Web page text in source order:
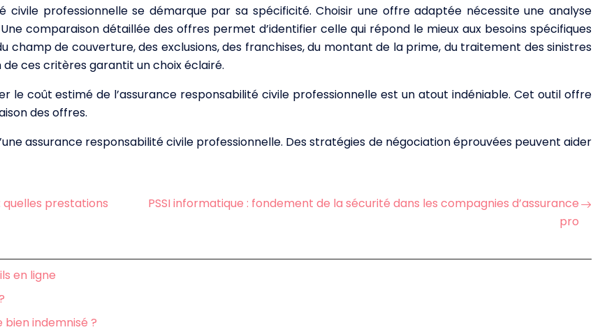
civile professionnelle se démarque par sa spécificité. Choisir une offre adaptée nécessite une analyse
comparaison détaillée des offres permet d’identifier celle qui répond le mieux aux besoins spécifiques
de couverture, des exclusions, des franchises, du montant de la prime, du traitement des sinistres
ces critères garantit un choix éclairé.
le coût estimé de l’assurance responsabilité civile professionnelle est un atout indéniable. Cet outil offre
des offres.
assurance responsabilité civile professionnelle. Des stratégies de négociation éprouvées peuvent aider
prestations
PSSI informatique : fondement de la sécurité dans les compagnies d’assurance
pro
en ligne
indemnisé ?